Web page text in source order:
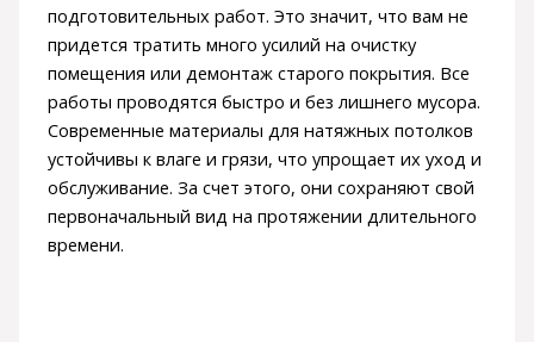
подготовительных работ. Это значит, что вам не
придется тратить много усилий на очистку
помещения или демонтаж старого покрытия. Все
работы проводятся быстро и без лишнего мусора.
Современные материалы для натяжных потолков
устойчивы к влаге и грязи, что упрощает их уход и
обслуживание. За счет этого, они сохраняют свой
первоначальный вид на протяжении длительного
времени.